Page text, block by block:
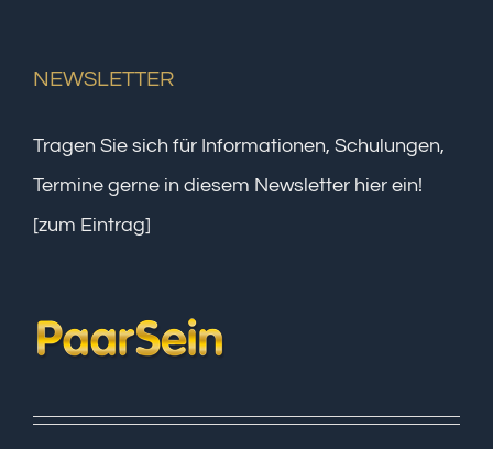
NEWSLETTER
Tragen Sie sich für Informationen, Schulungen,
Termine gerne in diesem Newsletter hier ein!
[zum Eintrag]